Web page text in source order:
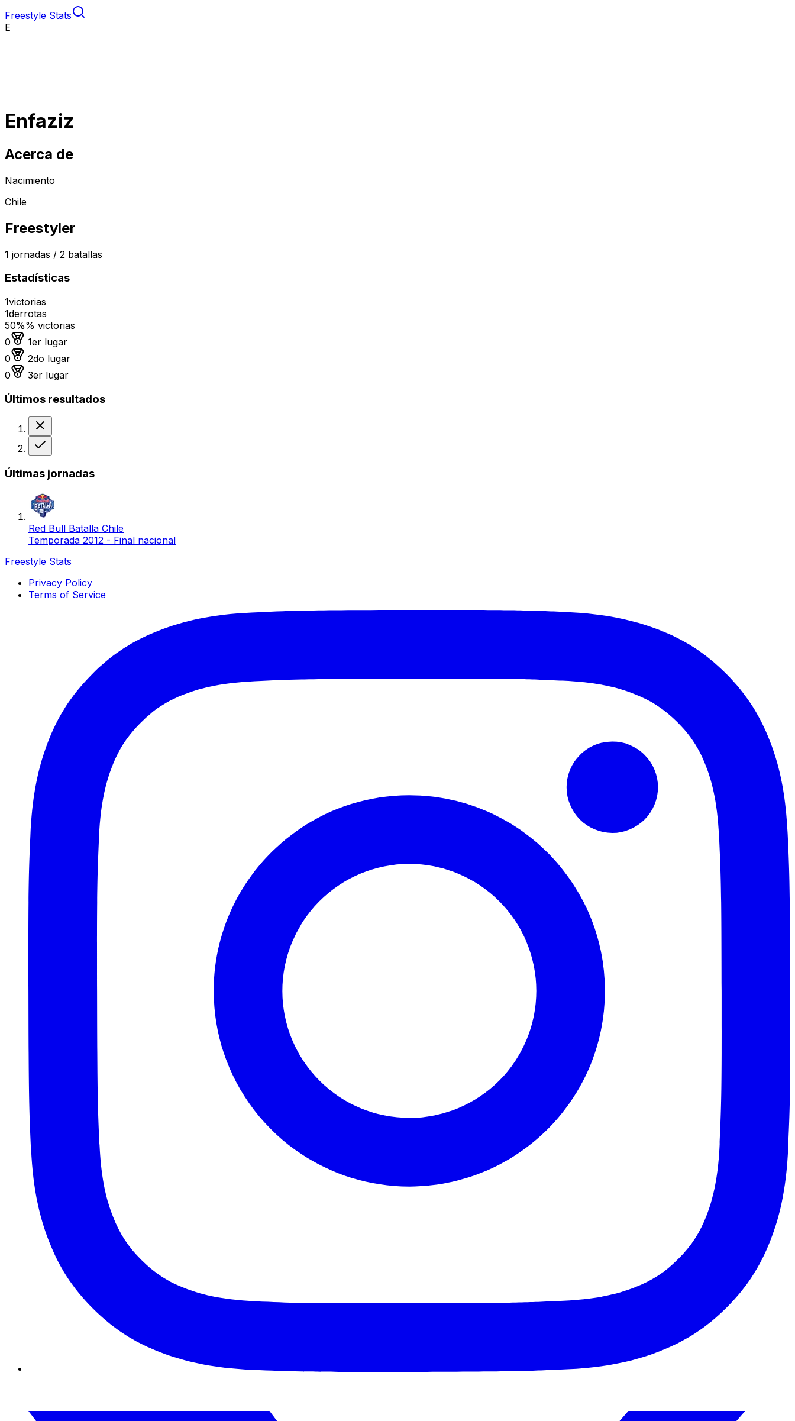
Freestyle Stats
E
Enfaziz
Acerca de
Nacimiento
Chile
Freestyler
1 jornadas / 2 batallas
Estadísticas
1victorias
1derrotas
50%% victorias
0
Medalla de oro
1er lugar
0
Medalla de plata
2do lugar
0
Medalla de bronce
3er lugar
Últimos resultados
Últimas jornadas
Red Bull Batalla Chile
Temporada 2012 - Final nacional
Freestyle Stats
Privacy Policy
Terms of Service